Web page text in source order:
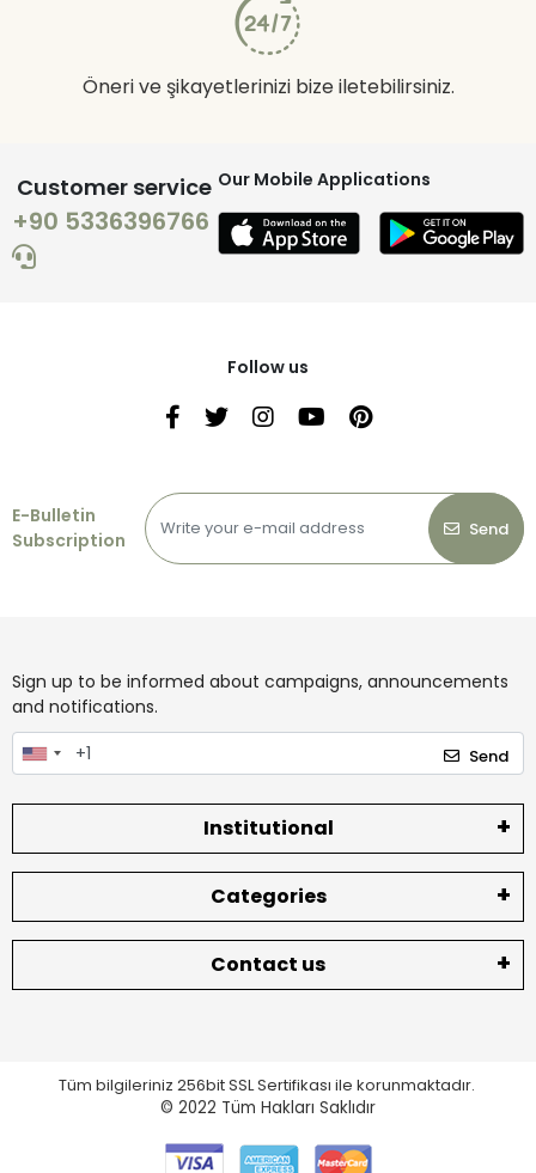
Öneri ve şikayetlerinizi bize iletebilirsiniz.
Customer service
+90 5336396766
Our Mobile Applications
Follow us
E-Bulletin
Subscription
Send
Sign up to be informed about campaigns, announcements
and notifications.
Send
Institutional
Categories
Contact us
Tüm bilgileriniz 256bit SSL Sertifikası ile korunmaktadır.
© 2022 Tüm Hakları Saklıdır